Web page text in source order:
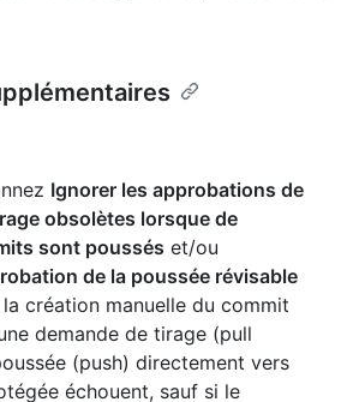
Ignorer les approbations de
obsolètes lorsque de
sont poussés et/ou
de la poussée révisable
la création manuelle du commit
demande de tirage (pull
(push) directement vers
échouent, sauf si le